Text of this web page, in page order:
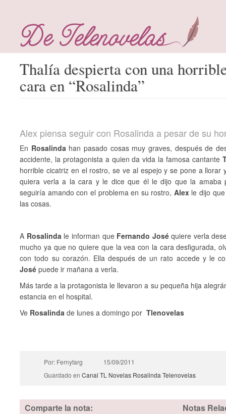
Thalía despierta con una
cara en “Rosalinda”
Alex piensa seguir con Rosalinda a pesar de su
En Rosalindahan pasado cosas muy graves, después de
accidente, la protagonista a quien da vida la famosa cantante
horrible cicatriz en el rostro, se ve al espejo y se pone a
quiera verla a la cara y le dice que él le dijo que la amaba
seguiría amando con el problema en su rostro, Alexle dijo que
las cosas.
A Rosalindale informan que Fernando Joséquiere verla
mucho ya que no quiere que la vea con la cara desfigurada,
con todo su corazón. Ella después de un rato accede y le
José puede ir mañana a verla.
Más tarde a la protagonista le llevaron a su pequeña hija
estancia en el hospital.
Ve Rosalinda de lunes a domingo porTlenovelas
Por: Fernytarg
15/09/2011
Guardado en Canal TL Novelas Rosalinda Telenovelas
Comparte la nota: Notas